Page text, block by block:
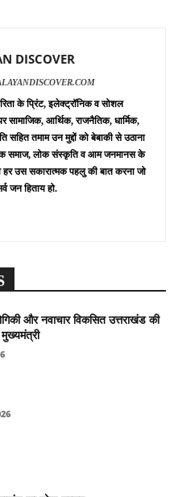
DISCOVER
के प्रिंट, इलेक्ट्रॉनिक व सोशल
सामाजिक, आर्थिक, राजनैतिक, धार्मिक,
सहित तमाम उन मुद्दों को बेबाकी से उठाना
समाज, लोक संस्कृति व आम जनमानस के
हर उस सकारात्मक पहलु की बात करना जो
जन हिताय हो.
और नवाचार विकसित उत्तराखंड की